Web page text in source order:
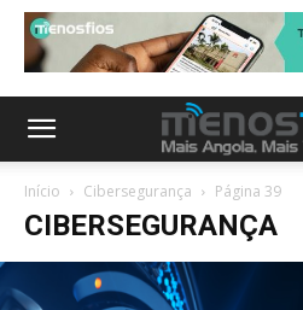
Início Cibersegurança Página 39
CIBERSEGURANÇA